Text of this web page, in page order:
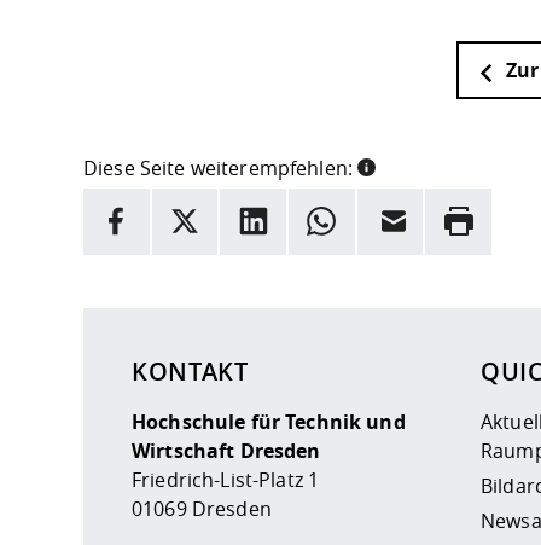
Diese Seite weiterempfehlen:
INFORMATION
Facebook
X LinkedInWhatsappE-Mail Drucken
KONTAKT
Hochschule für Technik und
Wirtschaft Dresden
Friedrich-List-Platz 1
01069 Dresden